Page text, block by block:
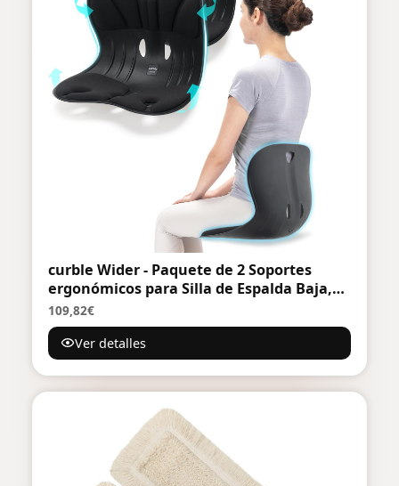
curble Wider - Paquete de 2 Soportes
ergonómicos para Silla de Espalda Baja,
Corrector de Postura Lumbar (2P Negro)
109,82€
Ver detalles